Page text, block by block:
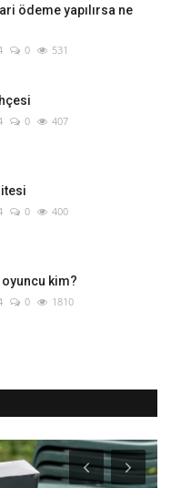
ödeme yapılırsa ne
0 531
0 407
0 400
oyuncu kim?
0 1810